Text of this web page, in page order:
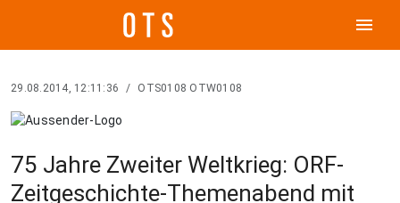
menu
29.08.2014, 12:11:36 / OTS0108 OTW0108
75 Jahre Zweiter Weltkrieg: ORF-
Zeitgeschichte-Themenabend mit